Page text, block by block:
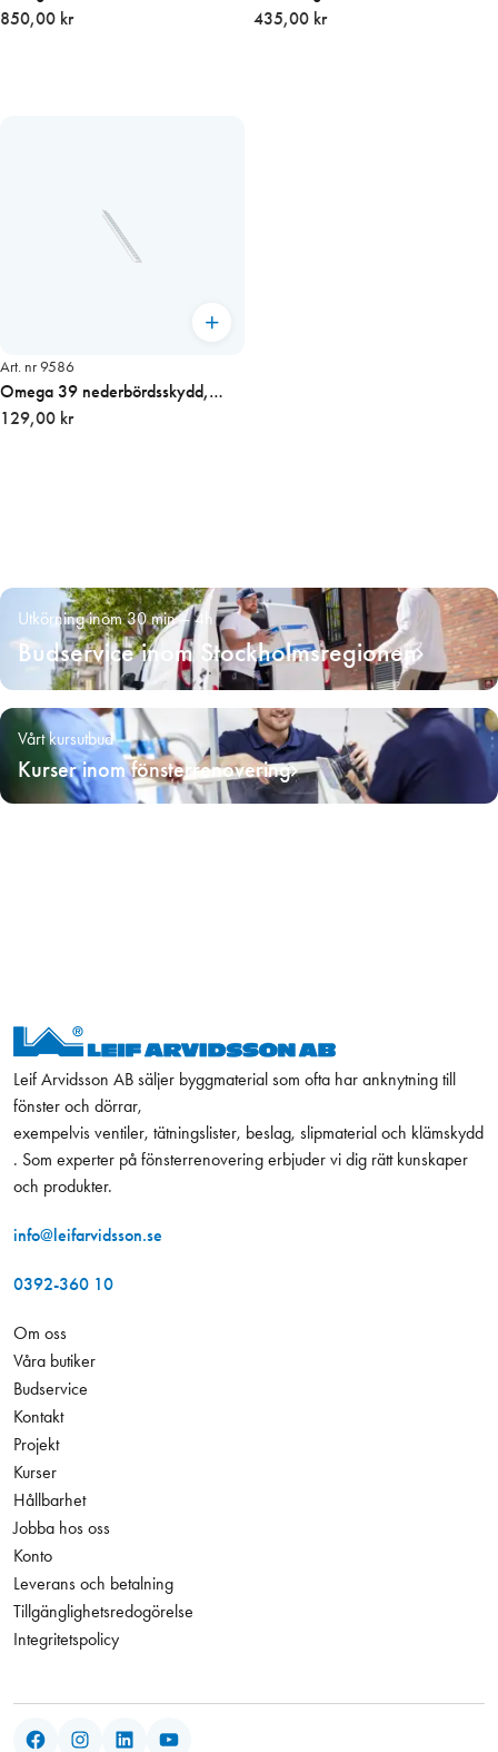
dämpare, djup 40 mm
850,00 kr
yttergaller och hålad täckplåt
435,00 kr
Art. nr 9586
Omega 39 nederbördsskydd,
utvändigt vit
129,00 kr
Utkörning inom 30 min – 4h
Budservice inom Stockholmsregionen
Vårt kursutbud
Kurser inom fönsterrenovering
Leif Arvidsson AB säljer byggmaterial som ofta har anknytning till
fönster och dörrar,
exempelvis ventiler, tätningslister, beslag, slipmaterial och klämskydd
. Som experter på fönsterrenovering erbjuder vi dig rätt kunskaper
och produkter.
info@leifarvidsson.se
0392-360 10
Om oss
Våra butiker
Budservice
Kontakt
Projekt
Kurser
Hållbarhet
Jobba hos oss
Konto
Leverans och betalning
Tillgänglighetsredogörelse
Integritetspolicy